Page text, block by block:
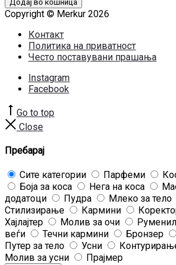
Додај во кошница
Copyright © Merkur 2026
Контакт
Политика на приватност
Често поставувани прашања
Instagram
Facebook
Go to top
Close
Пребарај
Сите категории Парфеми
Боја за коса
Нега на коса
додатоци
Пудра Млеко за тело
Стилизирање
Кармини
Хајлајтер
Молив за очи
веѓи
Течни кармини Бронзер
Путер за тело
Усни
Молив за усни
Прајмер